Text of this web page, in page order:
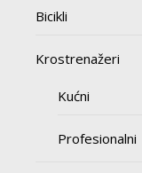
Bicikli
Krostrenažeri
Kućni
Profesionalni